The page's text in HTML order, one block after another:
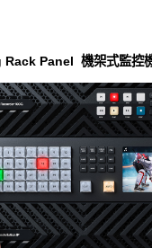
Panel 機架式監控